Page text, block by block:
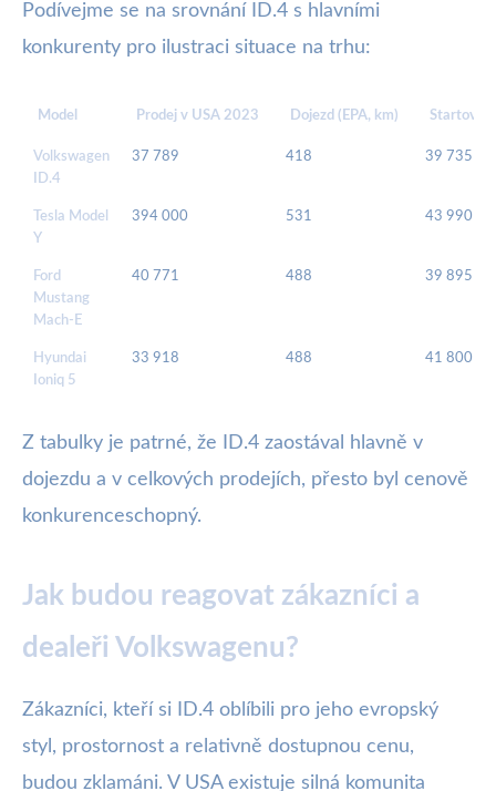
Podívejme se na srovnání ID.4 s hlavními
konkurenty pro ilustraci situace na trhu:
Model Prodej v USA 2023 Dojezd (EPA, km) Startovací
Volkswagen
ID.4
37 789 418 39 735
Tesla Model
Y
394 000 531 43 990
Ford
Mustang
Mach-E
40 771 488 39 895
Hyundai
Ioniq 5
33 918 488 41 800
Z tabulky je patrné, že ID.4 zaostával hlavně v
dojezdu a v celkových prodejích, přesto byl cenově
konkurenceschopný.
Jak budou reagovat zákazníci a
dealeři Volkswagenu?
Zákazníci, kteří si ID.4 oblíbili pro jeho evropský
styl, prostornost a relativně dostupnou cenu,
budou zklamáni. V USA existuje silná komunita